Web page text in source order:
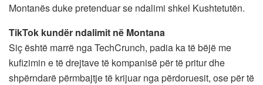
Montanës duke pretenduar se ndalimi shkel Kushtetutën.
TikTok kundër ndalimit në Montana
Siç është marrë nga TechCrunch, padia ka të bëjë me
kufizimin e të drejtave të kompanisë për të pritur dhe
shpërndarë përmbajtje të krijuar nga përdoruesit, ose për të